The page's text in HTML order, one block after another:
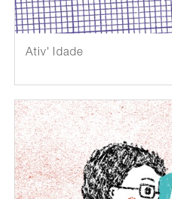
Ativ' Idade